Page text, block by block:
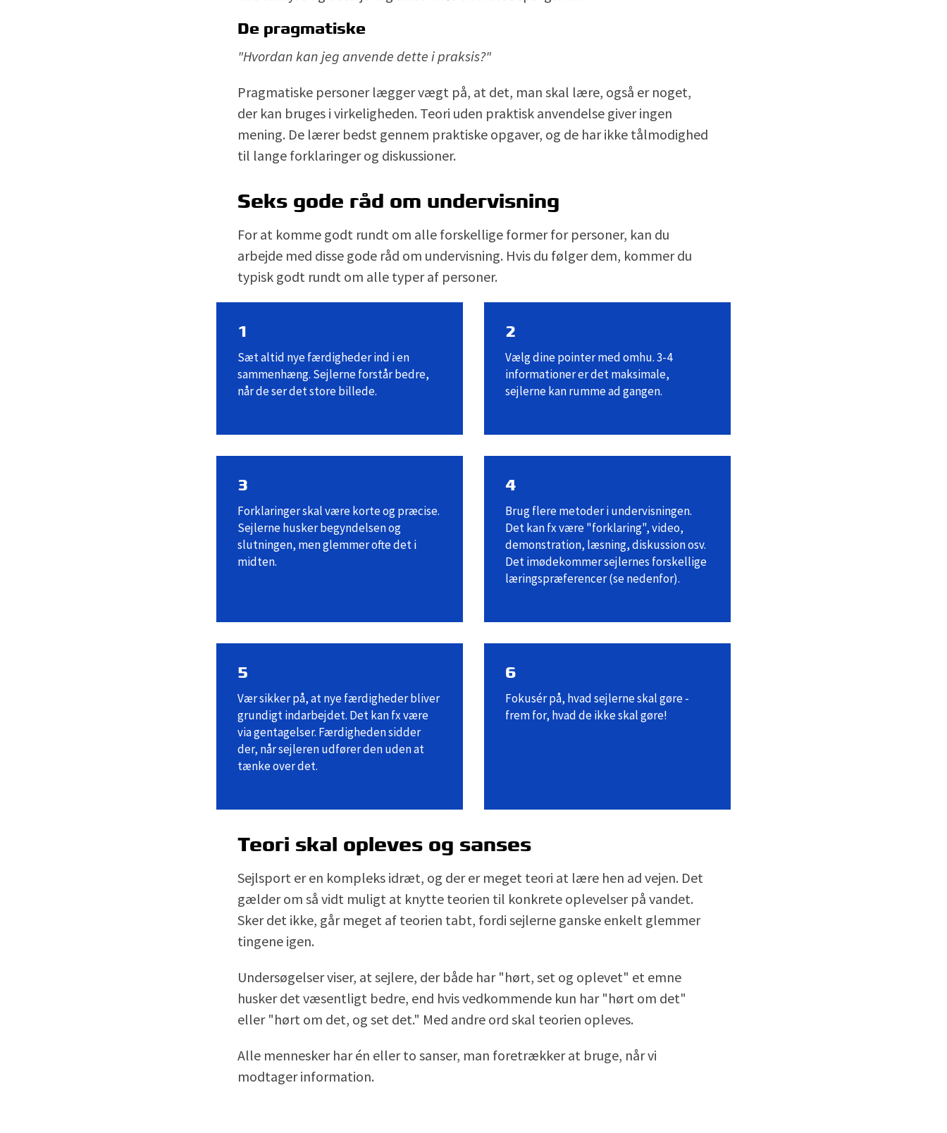
De pragmatiske
"Hvordan kan jeg anvende dette i praksis?"
Pragmatiske personer lægger vægt på, at det, man skal lære, også er noget,
der kan bruges i virkeligheden. Teori uden praktisk anvendelse giver ingen
mening. De lærer bedst gennem praktiske opgaver, og de har ikke tålmodighed
til lange forklaringer og diskussioner.
Seks gode råd om undervisning
For at komme godt rundt om alle forskellige former for personer, kan du
arbejde med disse gode råd om undervisning. Hvis du følger dem, kommer du
typisk godt rundt om alle typer af personer.
1
Sæt altid nye færdigheder ind i en
sammenhæng. Sejlerne forstår bedre,
når de ser det store billede.
2
Vælg dine pointer med omhu. 3-4
informationer er det maksimale,
sejlerne kan rumme ad gangen.
3
Forklaringer skal være korte og præcise.
Sejlerne husker begyndelsen og
slutningen, men glemmer ofte det i
midten.
4
Brug flere metoder i undervisningen.
Det kan fx være "forklaring", video,
demonstration, læsning, diskussion osv.
Det imødekommer sejlernes forskellige
læringspræferencer (se nedenfor).
5
Vær sikker på, at nye færdigheder bliver
grundigt indarbejdet. Det kan fx være
via gentagelser. Færdigheden sidder
der, når sejleren udfører den uden at
tænke over det.
6
Fokusér på, hvad sejlerne skal gøre -
frem for, hvad de ikke skal gøre!
Teori skal opleves og sanses
Sejlsport er en kompleks idræt, og der er meget teori at lære hen ad vejen. Det
gælder om så vidt muligt at knytte teorien til konkrete oplevelser på vandet.
Sker det ikke, går meget af teorien tabt, fordi sejlerne ganske enkelt glemmer
tingene igen.
Undersøgelser viser, at sejlere, der både har "hørt, set og oplevet" et emne
husker det væsentligt bedre, end hvis vedkommende kun har "hørt om det"
eller "hørt om det, og set det." Med andre ord skal teorien opleves.
Alle mennesker har én eller to sanser, man foretrækker at bruge, når vi
modtager information.